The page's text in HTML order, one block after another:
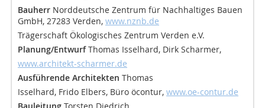
Bauherr Norddeutsche Zentrum für Nachhaltiges Bauen
GmbH, 27283 Verden, www.nznb.de
Trägerschaft Ökologisches Zentrum Verden e.V.
Planung/EntwurfThomas Isselhard, Dirk Scharmer,
www.architekt-scharmer.de
Ausführende Architekten Thomas
Isselhard, Frido Elbers, Büro öcontur, www.oe-contur.de